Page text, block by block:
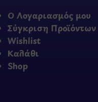
Ο Λογαριασμός μου
Σύγκριση Προϊόντων
Wishlist
Καλάθι
Shop